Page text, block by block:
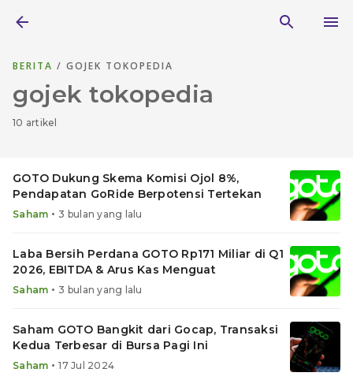
BERITA / GOJEK TOKOPEDIA
gojek tokopedia
10 artikel
GOTO Dukung Skema Komisi Ojol 8%,
Pendapatan GoRide Berpotensi Tertekan
Saham • 3 bulan yang lalu
Laba Bersih Perdana GOTO Rp171 Miliar di Q1
2026, EBITDA & Arus Kas Menguat
Saham • 3 bulan yang lalu
Saham GOTO Bangkit dari Gocap, Transaksi
Kedua Terbesar di Bursa Pagi Ini
Saham • 17 Jul 2024